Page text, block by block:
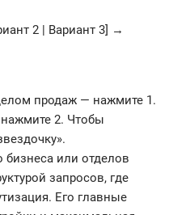
2 | Вариант 3] →
продаж — нажмите 1.
2. Чтобы
бизнеса или отделов
запросов, где
Его главные